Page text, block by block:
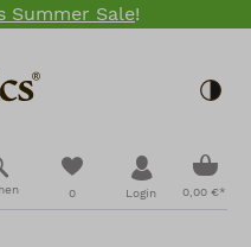
Summer Sale!
0
Du hast 0
Login 0,00 €*